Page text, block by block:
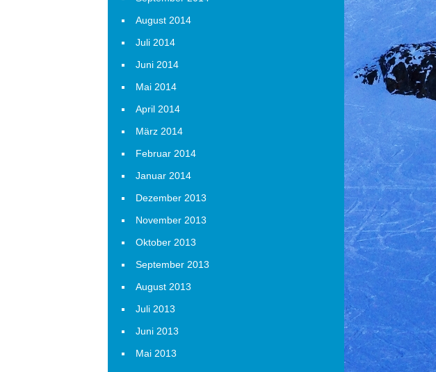
August 2014
Juli 2014
Juni 2014
Mai 2014
April 2014
März 2014
Februar 2014
Januar 2014
Dezember 2013
November 2013
Oktober 2013
September 2013
August 2013
Juli 2013
Juni 2013
Mai 2013